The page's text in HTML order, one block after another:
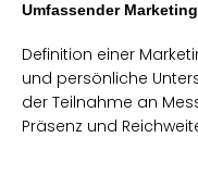
Umfassender
Definition einer
und persönliche
der Teilnahme an
Präsenz und